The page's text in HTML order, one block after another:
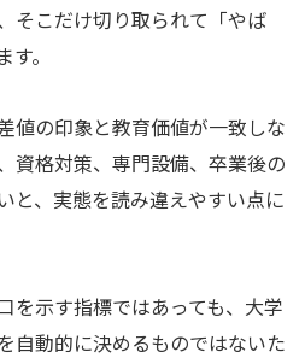
そこだけ切り取られて「やば
。
値の印象と教育価値が一致しな
資格対策、専門設備、卒業後の
と、実態を読み違えやすい点に
を示す指標ではあっても、大学
自動的に決めるものではないた